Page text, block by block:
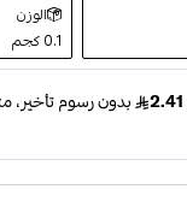
الوزن
0.1 كجم